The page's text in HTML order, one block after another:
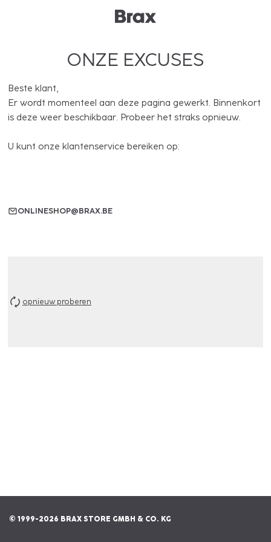
ONZE EXCUSES
Beste klant,
Er wordt momenteel aan deze pagina gewerkt. Binnenkort
is deze weer beschikbaar. Probeer het straks opnieuw.
U kunt onze klantenservice bereiken op:
ONLINESHOP@BRAX.BE
opnieuw proberen
© 1999-2026 BRAX STORE GMBH & CO. KG